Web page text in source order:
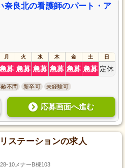
奈良北の看護師のパート・ア
月 火 水 木 金 土 日
急募 急募 急募 急募 急募 急募 定休
齢不問 新卒可 未経験可
応募画面へ進む
ステーションの求人
10メナーB棟103